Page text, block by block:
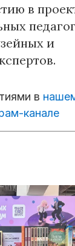
в
и
в
канале